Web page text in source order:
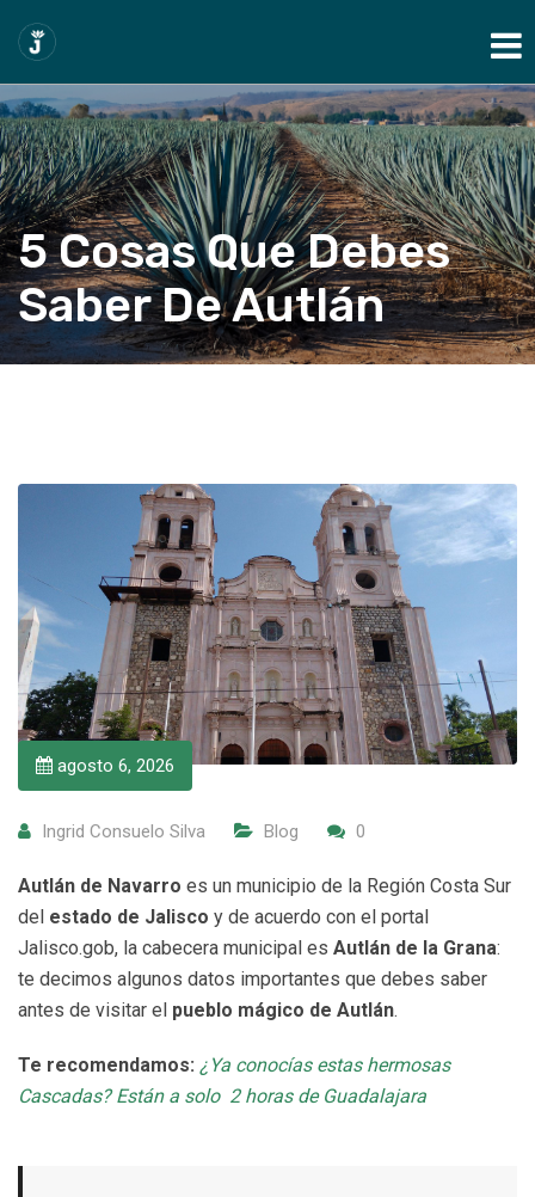
5 Cosas Que Debes
Saber De Autlán
Home Blog 5 cosas que debes saber de Autlán
agosto 6, 2026
Ingrid Consuelo Silva Blog 0
Autlán de Navarro es un municipio de la Región Costa Sur
del estado de Jalisco y de acuerdo con el portal
Jalisco.gob, la cabecera municipal es Autlán de la Grana:
te decimos algunos datos importantes que debes saber
antes de visitar el pueblo mágico de Autlán.
Te recomendamos: ¿Ya conocías estas hermosas
Cascadas? Están a solo 2 horas de Guadalajara